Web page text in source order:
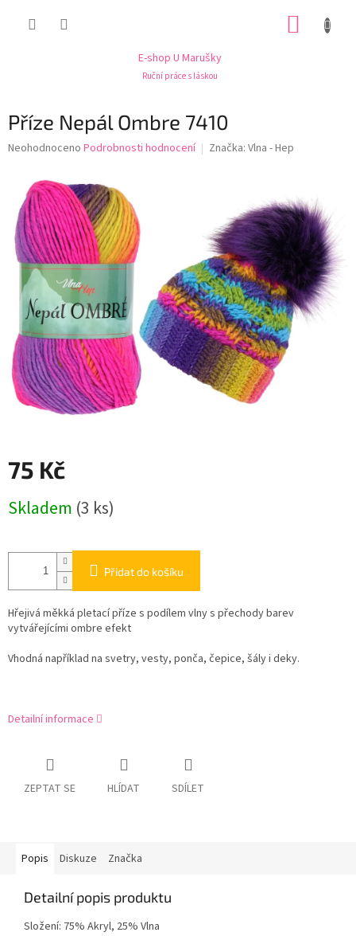
E-shop U Marušky
Ruční práce s láskou
Příze Nepál Ombre 7410
Průměrné
produktu
0,0
hvězdiček.
Neohodnoceno Podrobnosti hodnocení Značka: Vlna - Hep
75 Kč
cena:
Skladem (3 ks)
Přidat do košíku
Hřejivá měkká pletací příze s podílem vlny s přechody barev
vytvářejícími ombre efekt
Vhodná například na svetry, vesty, ponča, čepice, šály i deky.
Detailní informace
ZEPTAT SE HLÍDAT SDÍLET
Popis Diskuze Značka
Detailní popis produktu
Složení: 75% Akryl, 25% Vlna